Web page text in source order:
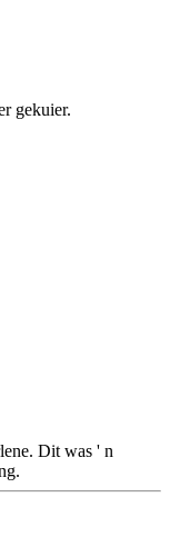
gekuier.
Dit was ' n